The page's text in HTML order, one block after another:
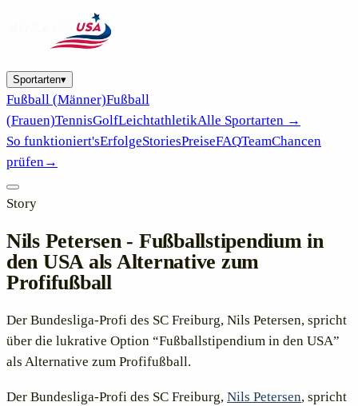
Sportarten▾
Fußball (Männer)Fußball
(Frauen)TennisGolfLeichtathletikAlle Sportarten →
So funktioniert'sErfolgeStoriesPreiseFAQTeamChancen
prüfen→
Story
Nils Petersen - Fußballstipendium in
den USA als Alternative zum
Profifußball
Der Bundesliga-Profi des SC Freiburg, Nils Petersen, spricht
über die lukrative Option “Fußballstipendium in den USA”
als Alternative zum Profifußball.
Der Bundesliga-Profi des SC Freiburg, Nils Petersen, spricht